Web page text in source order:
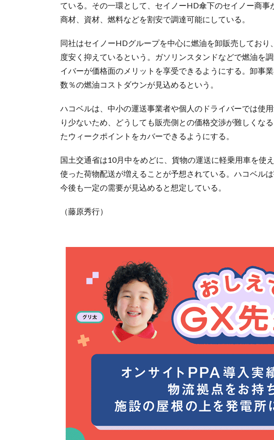
ている。その一環として、セイノーHD傘下のセイノー商
商材、資材、燃料などを割安で調達可能にしている。
同社はセイノーHDグループを中心に燃油を卸販売してお
度安く抑えているという。ガソリンスタンドなどで燃油を
イバーが価格面のメリットを享受できるようにする。卸事
数％の燃油コストダウンが見込めるという。
ハコベルは、中小の運送事業者や個人のドライバーでは使
り少ないため、どうしても販売側との価格交渉が難しくな
たウィークポイントをカバーできるようにする。
国土交通省は10月中をめどに、貨物の運送に軽乗用車を使
使った荷物配送が増えることが予想されている。ハコベル
今後も一定の需要が見込めると想定している。
（藤原秀行）